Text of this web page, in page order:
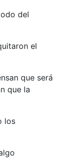
del
el
que será
que la
los